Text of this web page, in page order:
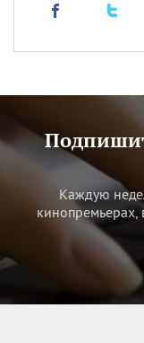
Каждую
кинопремьерах,